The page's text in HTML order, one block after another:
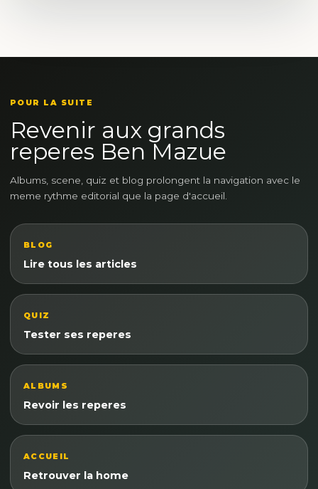
POUR LA SUITE
Revenir aux grands
reperes Ben Mazue
Albums, scene, quiz et blog prolongent la navigation avec le
meme rythme editorial que la page d'accueil.
BLOG
Lire tous les articles
QUIZ
Tester ses reperes
ALBUMS
Revoir les reperes
ACCUEIL
Retrouver la home